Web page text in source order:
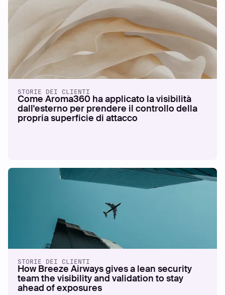
STORIE DEI CLIENTI
Come Aroma360 ha applicato la visibilità
dall'esterno per prendere il controllo della
propria superficie di attacco
STORIE DEI CLIENTI
How Breeze Airways gives a lean security
team the visibility and validation to stay
ahead of exposures